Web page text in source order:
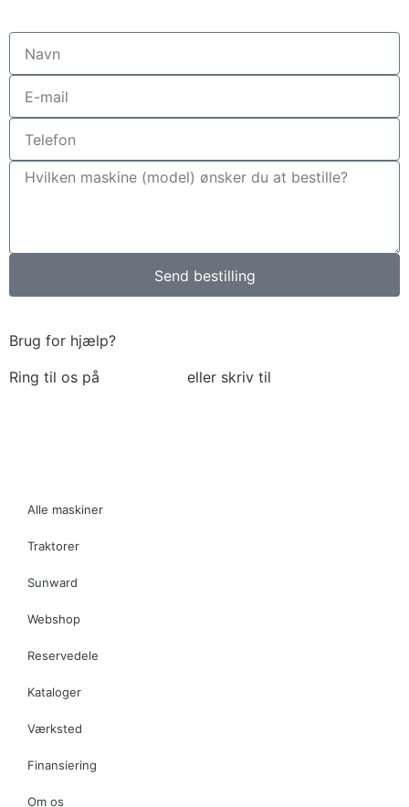
Send bestilling
Brug for hjælp?
Ring til os på
eller skriv til
Alle maskiner
Traktorer
Sunward
Webshop
Reservedele
Kataloger
Værksted
Finansiering
Om os